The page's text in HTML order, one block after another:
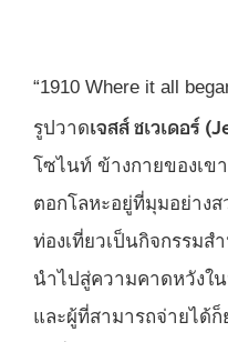
“1910 Where it all
รูปวาดเจสส์ ชเวเดอร์
โซไนท์ ข้างกายของเข
ตอกโลหะอยู่ที่มุมอย่าง
ท่องเที่ยวเป็นกิจกรรม
นำไปสู่ความคาดหวังใ
และผู้ที่สามารถจ่ายได้ก็